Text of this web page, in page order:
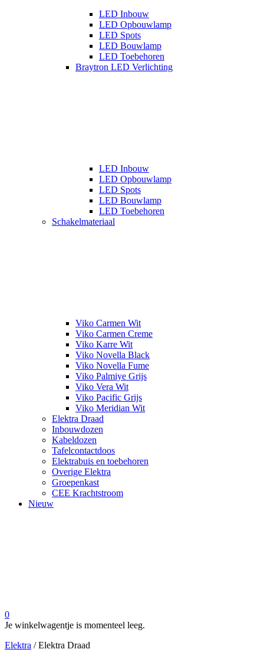
LED Inbouw
LED Opbouwlamp
LED Spots
LED Bouwlamp
LED Toebehoren
Braytron LED Verlichting
LED Inbouw
LED Opbouwlamp
LED Spots
LED Bouwlamp
LED Toebehoren
Schakelmateriaal
Viko Carmen Wit
Viko Carmen Creme
Viko Karre Wit
Viko Novella Black
Viko Novella Fume
Viko Palmiye Grijs
Viko Vera Wit
Viko Pacific Grijs
Viko Meridian Wit
Elektra Draad
Inbouwdozen
Kabeldozen
Tafelcontactdoos
Elektrabuis en toebehoren
Overige Elektra
Groepenkast
CEE Krachtstroom
Nieuw
0
Je winkelwagentje is momenteel leeg.
Elektra / Elektra Draad